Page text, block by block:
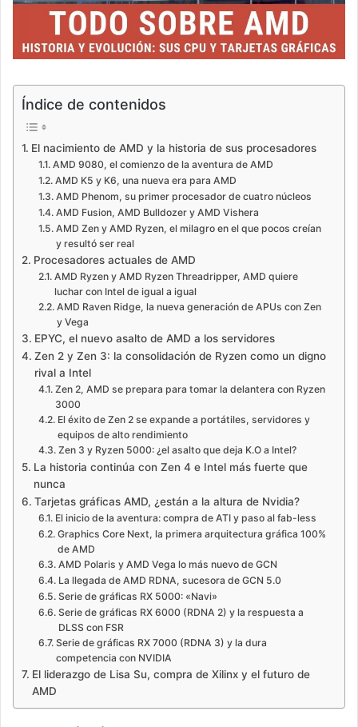
Índice de contenidos
El nacimiento de AMD y la historia de sus procesadores
AMD 9080, el comienzo de la aventura de AMD
AMD K5 y K6, una nueva era para AMD
AMD Phenom, su primer procesador de cuatro núcleos
AMD Fusion, AMD Bulldozer y AMD Vishera
AMD Zen y AMD Ryzen, el milagro en el que pocos creían
y resultó ser real
Procesadores actuales de AMD
AMD Ryzen y AMD Ryzen Threadripper, AMD quiere
luchar con Intel de igual a igual
AMD Raven Ridge, la nueva generación de APUs con Zen
y Vega
EPYC, el nuevo asalto de AMD a los servidores
Zen 2 y Zen 3: la consolidación de Ryzen como un digno
rival a Intel
Zen 2, AMD se prepara para tomar la delantera con Ryzen
3000
El éxito de Zen 2 se expande a portátiles, servidores y
equipos de alto rendimiento
Zen 3 y Ryzen 5000: ¿el asalto que deja K.O a Intel?
La historia continúa con Zen 4 e Intel más fuerte que
nunca
Tarjetas gráficas AMD, ¿están a la altura de Nvidia?
El inicio de la aventura: compra de ATI y paso al fab-less
Graphics Core Next, la primera arquitectura gráfica 100%
de AMD
AMD Polaris y AMD Vega lo más nuevo de GCN
La llegada de AMD RDNA, sucesora de GCN 5.0
Serie de gráficas RX 5000: «Navi»
Serie de gráficas RX 6000 (RDNA 2) y la respuesta a
DLSS con FSR
Serie de gráficas RX 7000 (RDNA 3) y la dura
competencia con NVIDIA
El liderazgo de Lisa Su, compra de Xilinx y el futuro de
AMD